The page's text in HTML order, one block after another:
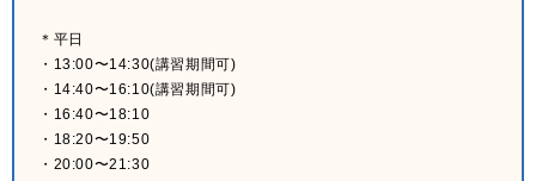
＊平日
・13:00〜14:30(講習期間可)
・14:40〜16:10(講習期間可)
・16:40〜18:10
・18:20〜19:50
・20:00〜21:30